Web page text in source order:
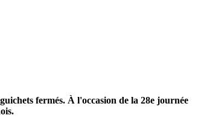
fermés. À l'occasion de la 28e journée